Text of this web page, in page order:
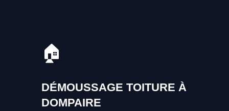
🏠
DÉMOUSSAGE TOITURE À
DOMPAIRE